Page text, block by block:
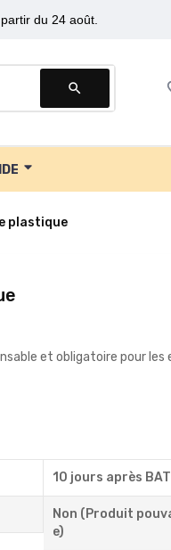
du 24 août.
search
plastique
et obligatoire pour les
10 jours après
Non (Produit
e)